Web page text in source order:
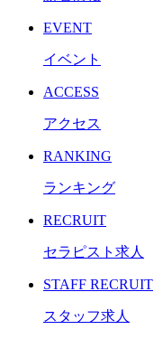
EVENT
イベント
ACCESS
アクセス
RANKING
ランキング
RECRUIT
セラピスト求人
STAFF RECRUIT
スタッフ求人